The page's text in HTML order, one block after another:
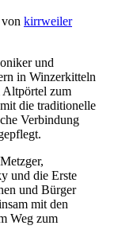
von kirrweiler
und
in Winzerkitteln
Altpörtel zum
die traditionelle
Verbindung
und die Erste
und Bürger
mit den
Weg zum